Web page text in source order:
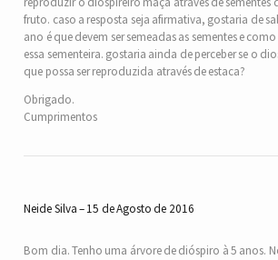
fruto. caso a resposta seja afirmativa, gostaria de
ano é que devem ser semeadas as sementes e
essa sementeira. gostaria ainda de perceber se o
que possa ser reproduzida através de estaca?
Obrigado.
Cumprimentos
Neide Silva 15 de Agosto de 2016
Bom dia. Tenho uma árvore de dióspiro à 5 anos.